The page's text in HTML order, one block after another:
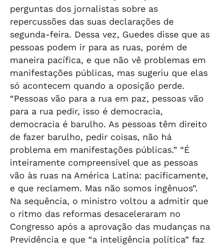
perguntas dos jornalistas sobre as
repercussões das suas declarações de
segunda-feira. Dessa vez, Guedes disse que as
pessoas podem ir para as ruas, porém de
maneira pacífica, e que não vê problemas em
manifestações públicas, mas sugeriu que elas
só acontecem quando a oposição perde.
“Pessoas vão para a rua em paz, pessoas vão
para a rua pedir, isso é democracia,
democracia é barulho. As pessoas têm direito
de fazer barulho, pedir coisas, não há
problema em manifestações públicas.” “É
inteiramente compreensível que as pessoas
vão às ruas na América Latina: pacificamente,
e que reclamem. Mas não somos ingênuos”.
Na sequência, o ministro voltou a admitir que
o ritmo das reformas desaceleraram no
Congresso após a aprovação das mudanças na
Previdência e que “a inteligência política” faz